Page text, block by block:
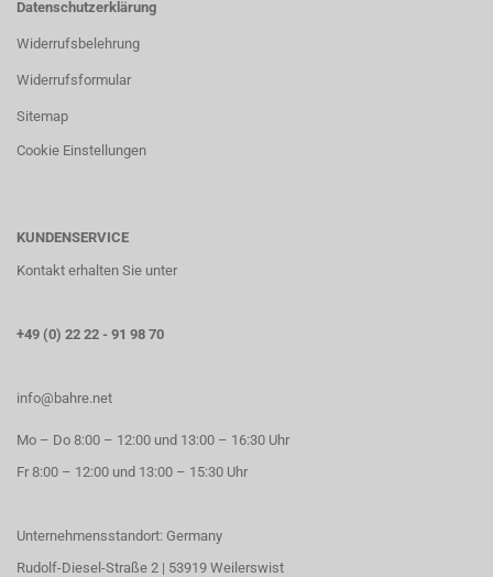
Datenschutzerklärung
Widerrufsbelehrung
Widerrufsformular
Sitemap
Cookie Einstellungen
KUNDENSERVICE
Kontakt erhalten Sie unter
+49 (0) 22 22 - 91 98 70
info@bahre.net
Mo – Do 8:00 – 12:00 und 13:00 – 16:30 Uhr
Fr 8:00 – 12:00 und 13:00 – 15:30 Uhr
Unternehmensstandort: Germany
Rudolf-Diesel-Straße 2 | 53919 Weilerswist